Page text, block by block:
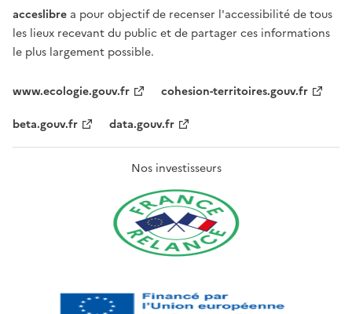
acceslibre a pour objectif de recenser l'accessibilité de tous
les lieux recevant du public et de partager ces informations
le plus largement possible.
www.ecologie.gouv.fr
cohesion-territoires.gouv.fr
beta.gouv.fr
data.gouv.fr
Nos investisseurs